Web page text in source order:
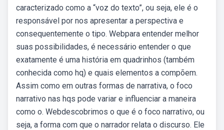
caracterizado como a “voz do texto”, ou seja, ele é o
responsável por nos apresentar a perspectiva e
consequentemente o tipo. Webpara entender melhor
suas possibilidades, é necessário entender o que
exatamente é uma história em quadrinhos (também
conhecida como hq) e quais elementos a compõem.
Assim como em outras formas de narrativa, o foco
narrativo nas hqs pode variar e influenciar a maneira
como o. Webdescobrimos o que é o foco narrativo, ou
seja, a forma com que o narrador relata o discurso. Ele